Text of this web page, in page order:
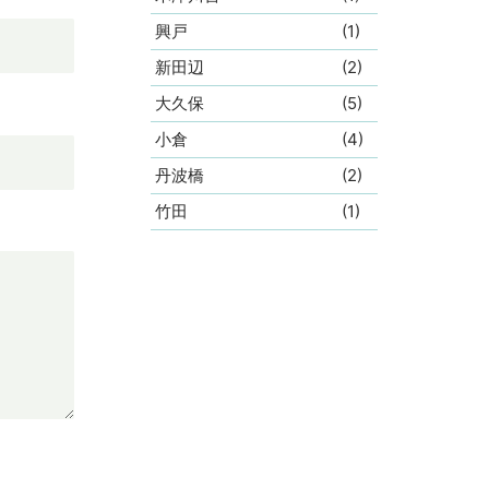
興戸
(1)
新田辺
(2)
大久保
(5)
小倉
(4)
丹波橋
(2)
竹田
(1)